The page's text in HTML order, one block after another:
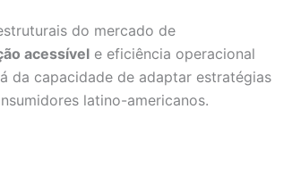
do mercado de
acessível e eficiência operacional
da capacidade de adaptar estratégias
latino-americanos.